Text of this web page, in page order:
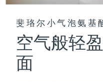
斐珞尔小气泡氨基
空气般轻
面
LUNA™
All facial
UFO™ 设
All deep
ISSA™
All silicone
FAQ™
FAQ™
FAQ™护
All FAQ™
FAQ™
脱毛
芬兰
法国